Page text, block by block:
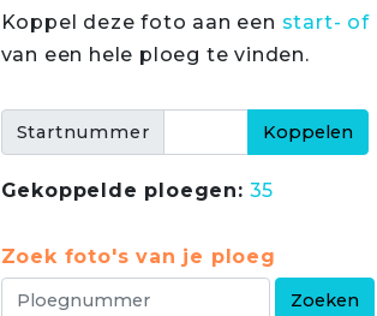
Koppel deze foto aan een start- of
van een hele ploeg te vinden.
Startnummer
Gekoppelde ploegen: 35
Zoek foto's van je ploeg